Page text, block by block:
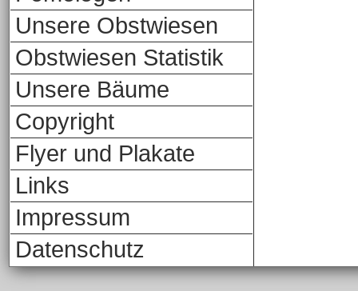
Unsere Obstwiesen
Obstwiesen Statistik
Unsere Bäume
Copyright
Flyer und Plakate
Links
Impressum
Datenschutz